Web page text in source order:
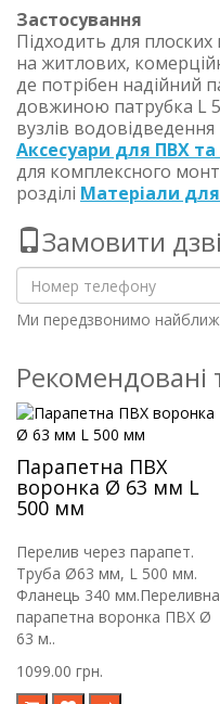
Застосування
Підходить для
на житлових,
де потрібен надійний
довжиною патрубка L
вузлів
Аксесуари для ПВХ
для комплексного
розділі Матеріали для
Замовити
Ми передзвонимо
Рекомендовані
Парапетна ПВХ
воронка Ø 63 мм L
500 мм
Перелив через парапет.
Труба Ø63 мм, L 500 мм.
Фланець 340 мм.Переливна
парапетна воронка ПВХ Ø
63 м..
1099.00 грн.